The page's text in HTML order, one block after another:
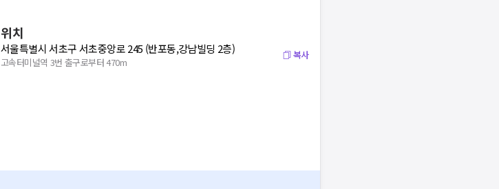
위치
서울특별시 서초구 서초중앙로 245 (반포동,강남빌딩 2층)
고속터미널역 3번 출구로부터 470m
복사